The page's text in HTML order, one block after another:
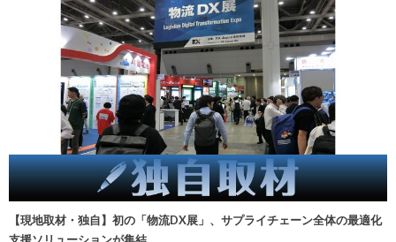
【現地取材・独自】初の「物流DX展」、サプライチェーン全体の最適化
支援ソリューションが集結